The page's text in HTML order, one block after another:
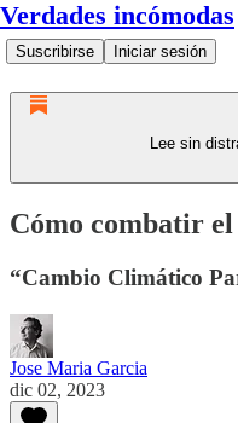
Verdades incómodas
Suscribirse Iniciar sesión
Lee sin
Cómo combatir
“Cambio Climático
Jose Maria Garcia
dic 02, 2023